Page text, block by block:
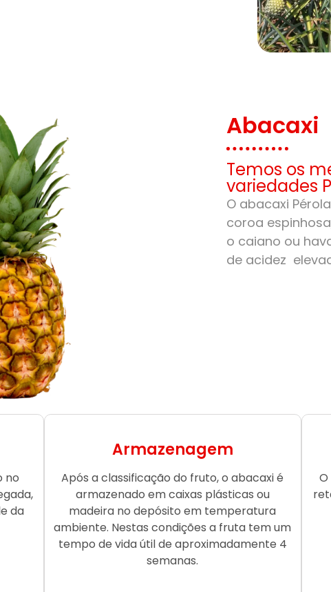
Abacaxi
Temos os
variedades
O abacaxi
coroa
o caiano ou
de acidez
no
da
Armazenagem
Após a classificação do fruto, o abacaxi é
armazenado em caixas plásticas ou
madeira no depósito em temperatura
ambiente. Nestas condições a fruta tem um
tempo de vida útil de aproximadamente 4
semanas.